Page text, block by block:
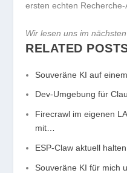
ersten echten
Wir lesen uns im
RELATED
Souveräne KI auf
Dev-Umgebung für
Firecrawl im eigenen
mit…
ESP-Claw aktuell
Souveräne KI für mich